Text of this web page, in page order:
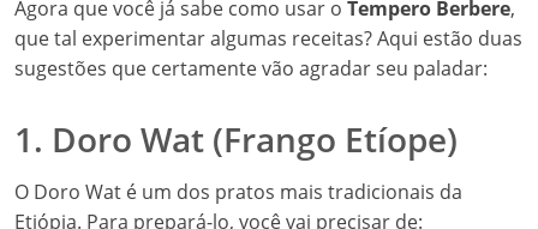
Agora que você já sabe como usar o Tempero Berbere,
que tal experimentar algumas receitas? Aqui estão duas
sugestões que certamente vão agradar seu paladar:
1. Doro Wat (Frango Etíope)
O Doro Wat é um dos pratos mais tradicionais da
Etiópia. Para prepará-lo, você vai precisar de: